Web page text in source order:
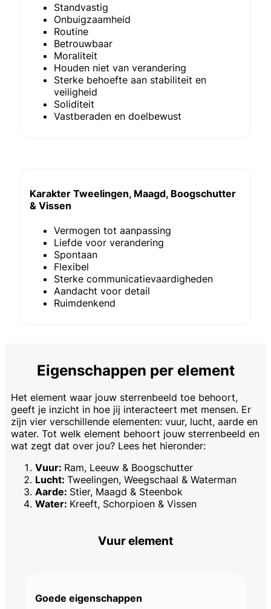
Standvastig
Onbuigzaamheid
Routine
Betrouwbaar
Moraliteit
Houden niet van verandering
Sterke behoefte aan stabiliteit en
veiligheid
Soliditeit
Vastberaden en doelbewust
Karakter Tweelingen, Maagd, Boogschutter
& Vissen
Vermogen tot aanpassing
Liefde voor verandering
Spontaan
Flexibel
Sterke communicatievaardigheden
Aandacht voor detail
Ruimdenkend
Eigenschappen per element
Het element waar jouw sterrenbeeld toe behoort,
geeft je inzicht in hoe jij interacteert met mensen. Er
zijn vier verschillende elementen: vuur, lucht, aarde en
water. Tot welk element behoort jouw sterrenbeeld en
wat zegt dat over jou? Lees het hieronder:
Vuur: Ram, Leeuw & Boogschutter
Lucht: Tweelingen, Weegschaal & Waterman
Aarde: Stier, Maagd & Steenbok
Water: Kreeft, Schorpioen & Vissen
Vuur element
Goede eigenschappen